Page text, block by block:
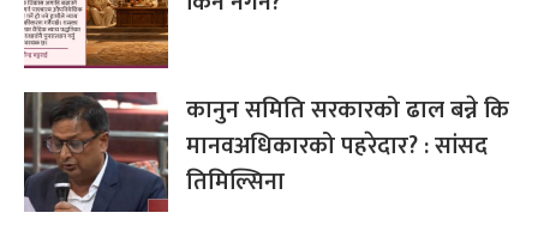
कानुन समिति सरकारको ढाल बन्ने कि
मानवअधिकारको पहरेदार? : सांसद
तिमिल्सिना